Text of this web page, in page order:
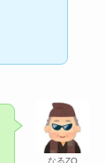
なるZO